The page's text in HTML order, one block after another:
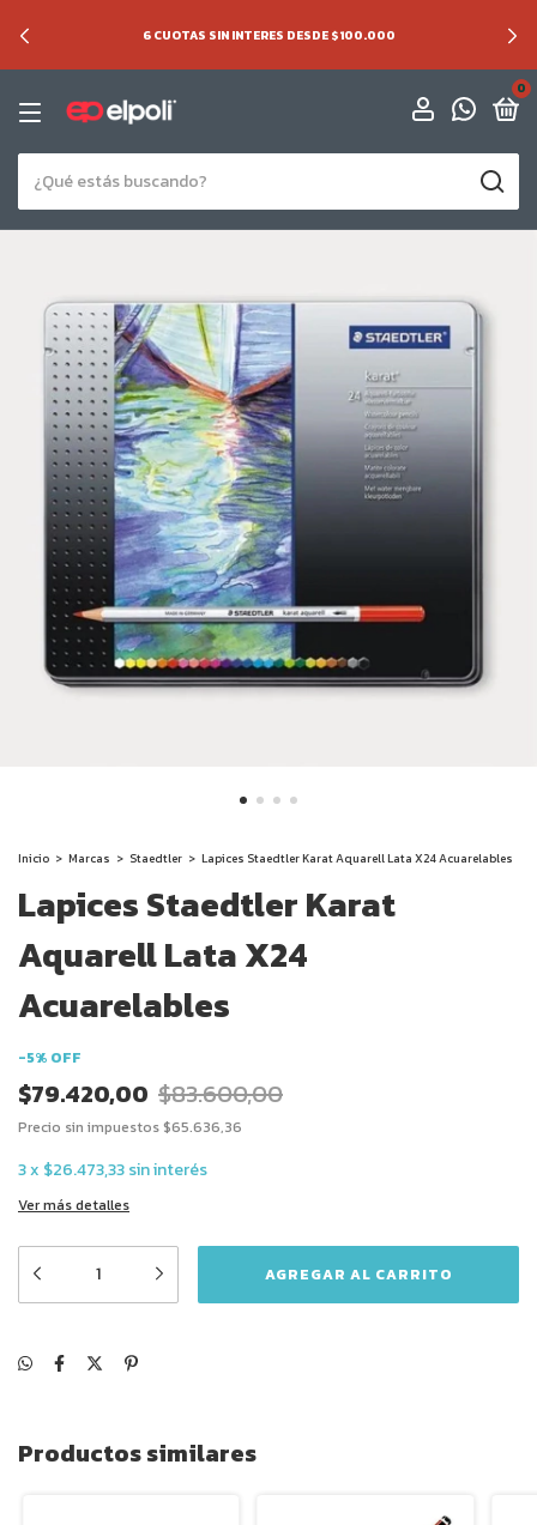
6 CUOTAS SIN INTERES DESDE $100.000
0
Inicio > Marcas > Staedtler > Lapices Staedtler Karat Aquarell Lata X24 Acuarelables
Lapices Staedtler Karat
Aquarell Lata X24
Acuarelables
-5% OFF
$79.420,00 $83.600,00
Precio sin impuestos$65.636,36
3x $26.473,33sin interés
Ver más detalles
Productos similares